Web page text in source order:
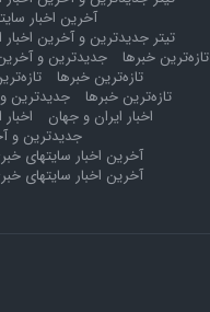
آخرین اخبار
تیتر جدیدترین و آخرین اخبار
تازه‌ترین خبرها
جدیدترین و
تازه‌ترین خبرها
تازه‌ترین خبرها
جدیدترین
اخبار ایران و جهان
جدیدترین و
آخرین اخبار سایتهای
آخرین اخبار سایتهای